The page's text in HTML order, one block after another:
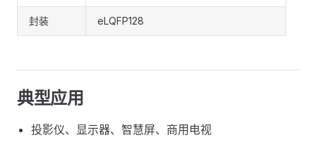
封装 eLQFP128
典型应用
投影仪、显示器、智慧屏、商用电视